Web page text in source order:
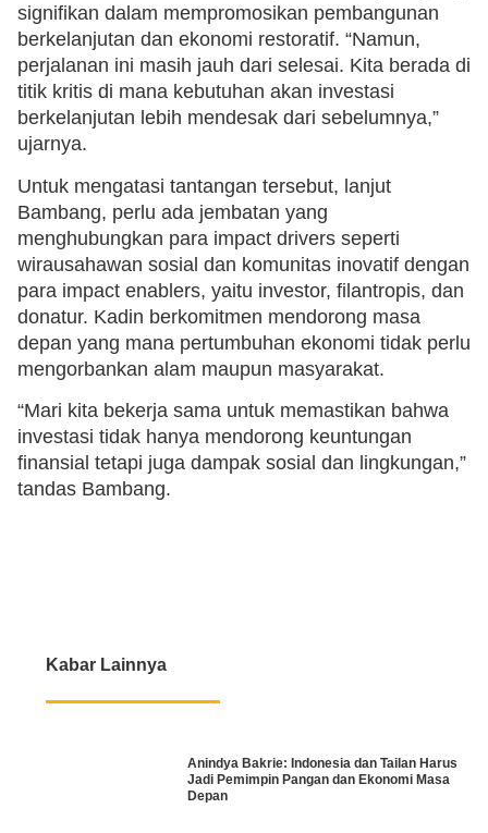
signifikan dalam mempromosikan pembangunan
berkelanjutan dan ekonomi restoratif. “Namun,
perjalanan ini masih jauh dari selesai. Kita berada di
titik kritis di mana kebutuhan akan investasi
berkelanjutan lebih mendesak dari sebelumnya,”
ujarnya.
Untuk mengatasi tantangan tersebut, lanjut
Bambang, perlu ada jembatan yang
menghubungkan para impact drivers seperti
wirausahawan sosial dan komunitas inovatif dengan
para impact enablers, yaitu investor, filantropis, dan
donatur. Kadin berkomitmen mendorong masa
depan yang mana pertumbuhan ekonomi tidak perlu
mengorbankan alam maupun masyarakat.
“Mari kita bekerja sama untuk memastikan bahwa
investasi tidak hanya mendorong keuntungan
finansial tetapi juga dampak sosial dan lingkungan,”
tandas Bambang.
Kabar Lainnya
Anindya Bakrie: Indonesia dan Tailan Harus
Jadi Pemimpin Pangan dan Ekonomi Masa
Depan